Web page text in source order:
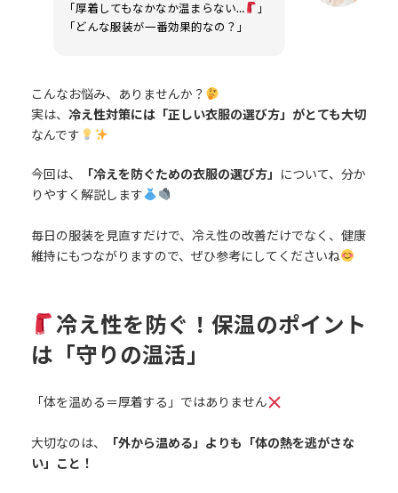
「厚着してもなかなか温まらない…
」
「どんな服装が一番効果的なの？」
こんなお悩み、ありませんか？
実は、 冷え性対策には「正しい衣服の選び方」がとても大切
なんです
今回は、 「冷えを防ぐための衣服の選び方」
について、分か
りやすく解説します
毎日の服装を見直すだけで、冷え性の改善だけでなく、健康
維持にもつながりますので、ぜひ参考にしてくださいね
冷え性を防ぐ！保温のポイント
は「守りの温活」
「体を温める＝厚着する」ではありません
大切なのは、
「外から温める」よりも「体の熱を逃がさな
い」こと！